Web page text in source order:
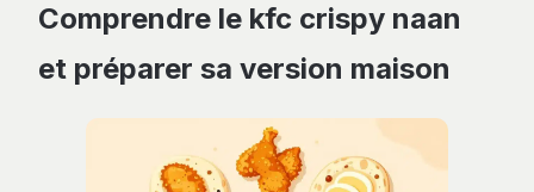
Comprendre le kfc crispy naan
et préparer sa version maison